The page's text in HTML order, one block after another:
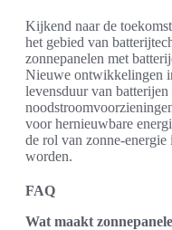
Kijkend naar de
het gebied van
zonnepanelen met
Nieuwe ontwikkelingen
levensduur van
voor hernieuwbare
de rol van zonne-
worden.
FAQ
Wat maakt